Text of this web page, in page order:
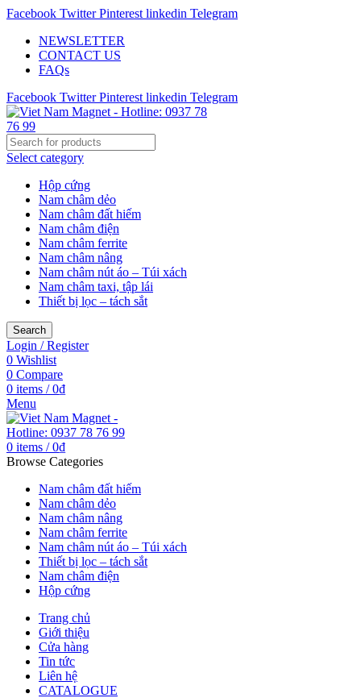
Facebook Twitter Pinterest linkedin Telegram
NEWSLETTER
CONTACT US
FAQs
Facebook Twitter Pinterest linkedin Telegram
Select category
Hộp cứng
Nam châm dẻo
Nam châm đất hiếm
Nam châm điện
Nam châm ferrite
Nam châm nâng
Nam châm nút áo – Túi xách
Nam châm taxi, tập lái
Thiết bị lọc – tách sắt
Search
Login / Register
0 Wishlist
0 Compare
0 items / 0₫
Menu
0 items / 0₫
Browse Categories
Nam châm đất hiếm
Nam châm dẻo
Nam châm nâng
Nam châm ferrite
Nam châm nút áo – Túi xách
Thiết bị lọc – tách sắt
Nam châm điện
Hộp cứng
Trang chủ
Giới thiệu
Cửa hàng
Tin tức
Liên hệ
CATALOGUE